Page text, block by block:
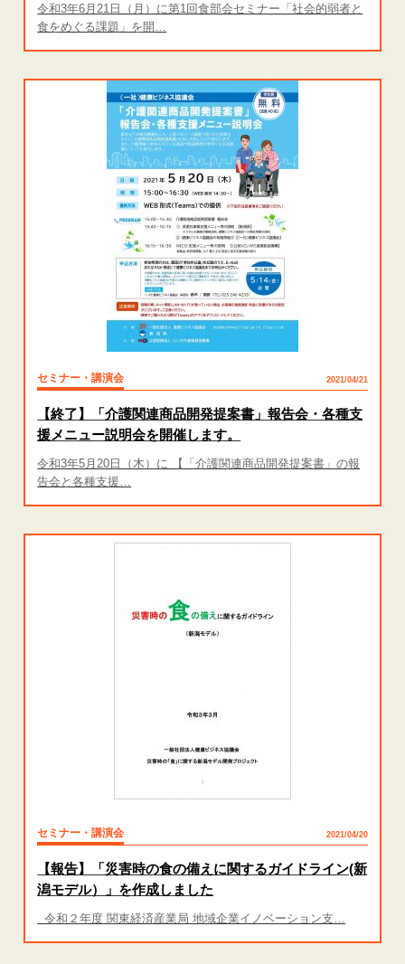
令和3年6月21日（月）に第1回食部会セミナー「社会的弱者と
食をめぐる課題」を開…
セミナー・講演会 2021/04/21
【終了】「介護関連商品開発提案書」報告会・各種支
援メニュー説明会を開催します。
令和3年5月20日（木）に 【「介護関連商品開発提案書」の報
告会と各種支援…
セミナー・講演会 2021/04/20
【報告】「災害時の食の備えに関するガイドライン(新
潟モデル）」を作成しました
令和２年度 関東経済産業局 地域企業イノベーション支…